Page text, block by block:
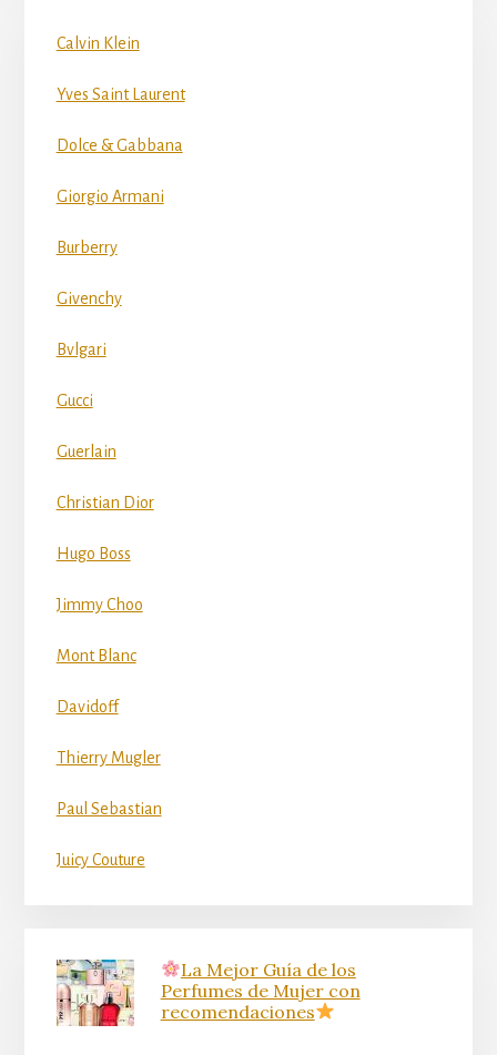
Calvin Klein
Yves Saint Laurent
Dolce & Gabbana
Giorgio Armani
Burberry
Givenchy
Bvlgari
Gucci
Guerlain
Christian Dior
Hugo Boss
Jimmy Choo
Mont Blanc
Davidoff
Thierry Mugler
Paul Sebastian
Juicy Couture
La Mejor Guía de los
Perfumes de Mujer con
recomendaciones